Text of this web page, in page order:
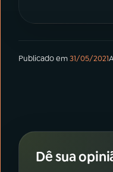
Publicado em31/05/2021
Dê sua